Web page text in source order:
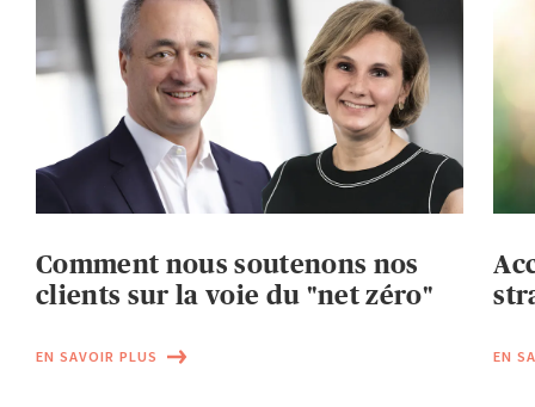
Comment nous soutenons nos
clients sur la voie du "net zéro"
EN SAVOIR PLUS EN